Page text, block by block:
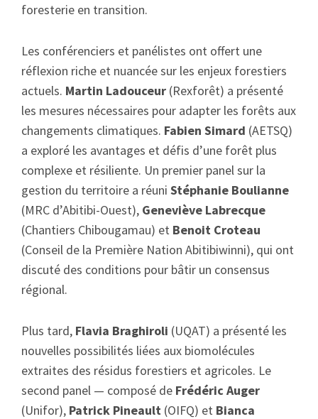
foresterie en transition.
Les conférenciers et panélistes ont offert une
réflexion riche et nuancée sur les enjeux forestiers
actuels. Martin Ladouceur (Rexforêt) a présenté
les mesures nécessaires pour adapter les forêts aux
changements climatiques. Fabien Simard (AETSQ)
a exploré les avantages et défis d’une forêt plus
complexe et résiliente. Un premier panel sur la
gestion du territoire a réuni Stéphanie Boulianne
(MRC d’Abitibi-Ouest), Geneviève Labrecque
(Chantiers Chibougamau) et Benoit Croteau
(Conseil de la Première Nation Abitibiwinni), qui ont
discuté des conditions pour bâtir un consensus
régional.
Plus tard, Flavia Braghiroli (UQAT) a présenté les
nouvelles possibilités liées aux biomolécules
extraites des résidus forestiers et agricoles. Le
second panel — composé de Frédéric Auger
(Unifor), Patrick Pineault (OIFQ) et Bianca